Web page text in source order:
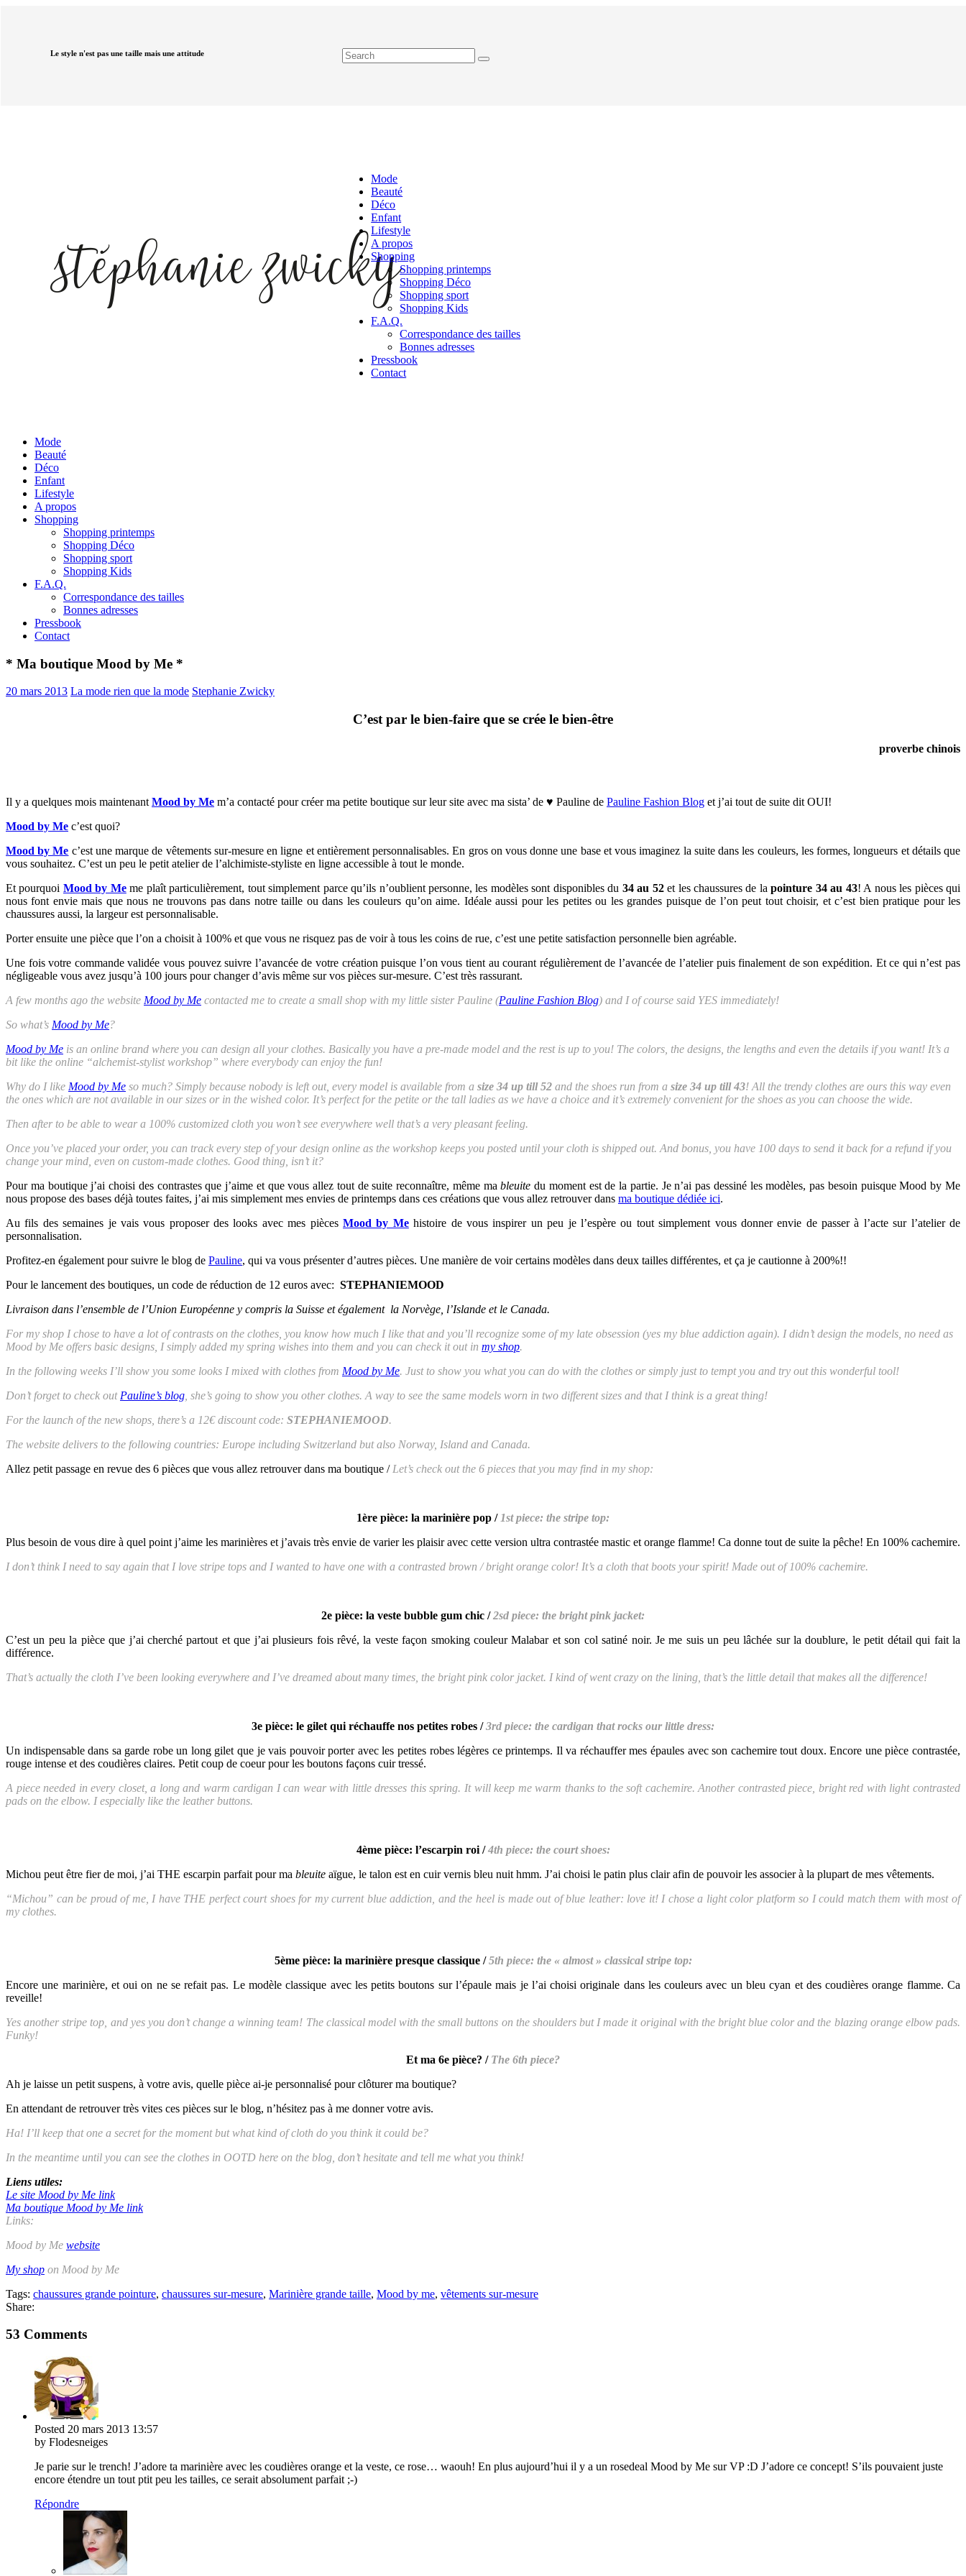
Le style n'est pas une taille mais une attitude
Mode
Beauté
Déco
Enfant
Lifestyle
A propos
Shopping
Shopping printemps
Shopping Déco
Shopping sport
Shopping Kids
F.A.Q.
Correspondance des tailles
Bonnes adresses
Pressbook
Contact
Mode
Beauté
Déco
Enfant
Lifestyle
A propos
Shopping
Shopping printemps
Shopping Déco
Shopping sport
Shopping Kids
F.A.Q.
Correspondance des tailles
Bonnes adresses
Pressbook
Contact
* Ma boutique Mood by Me *
20 mars 2013 La mode rien que la mode Stephanie Zwicky
C’est par le bien-faire que se crée le bien-être
proverbe chinois
Il y a quelques mois maintenant Mood by Me m’a contacté pour créer ma petite boutique sur leur site avec ma sista’ de ♥ Pauline de Pauline Fashion Blog et j’ai tout de suite dit OUI!
Mood by Me c’est quoi?
Mood by Me c’est une marque de vêtements sur-mesure en ligne et entièrement personnalisables. En gros on vous donne une base et vous imaginez la suite dans les couleurs, les formes, longueurs et détails que
vous souhaitez. C’est un peu le petit atelier de l’alchimiste-styliste en ligne accessible à tout le monde.
Et pourquoi Mood by Meme plaît particulièrement, tout simplement parce qu’ils n’oublient personne, les modèles sont disponibles du 34 au 52et les chaussures de lapointure 34 au 43! A nous les pièces qui
nous font envie mais que nous ne trouvons pas dans notre taille ou dans les couleurs qu’on aime. Idéale aussi pour les petites ou les grandes puisque de l’on peut tout choisir, et c’est bien pratique pour les
chaussures aussi, la largeur est personnalisable.
Porter ensuite une pièce que l’on a choisit à 100% et que vous ne risquez pas de voir à tous les coins de rue, c’est une petite satisfaction personnelle bien agréable.
Une fois votre commande validée vous pouvez suivre l’avancée de votre création puisque l’on vous tient au courant régulièrement de l’avancée de l’atelier puis finalement de son expédition. Et ce qui n’est pas
négligeable vous avez jusqu’à 100 jours pour changer d’avis même sur vos pièces sur-mesure. C’est très rassurant.
A few months ago the website Mood by Me contacted me to create a small shop with my little sister Pauline (Pauline Fashion Blog) and I of course said YES immediately!
So what’s Mood by Me?
Mood by Me is an online brand where you can design all your clothes. Basically you have a pre-made model and the rest is up to you! The colors, the designs, the lengths and even the details if you want! It’s a
bit like the online “alchemist-stylist workshop” where everybody can enjoy the fun!
Why do I like Mood by Me so much? Simply because nobody is left out, every model is available from a size 34 up till 52 and the shoes run from a size 34 up till 43! All the trendy clothes are ours this way even
the ones which are not available in our sizes or in the wished color. It’s perfect for the petite or the tall ladies as we have a choice and it’s extremely convenient for the shoes as you can choose the wide.
Then after to be able to wear a 100% customized cloth you won’t see everywhere well that’s a very pleasant feeling.
Once you’ve placed your order, you can track every step of your design online as the workshop keeps you posted until your cloth is shipped out. And bonus, you have 100 days to send it back for a refund if you
change your mind, even on custom-made clothes. Good thing, isn’t it?
Pour ma boutique j’ai choisi des contrastes que j’aime et que vous allez tout de suite reconnaître, même mableuite du moment est de la partie. Je n’ai pas dessiné les modèles, pas besoin puisque Mood by Me
nous propose des bases déjà toutes faites, j’ai mis simplement mes envies de printemps dans ces créations que vous allez retrouver dans ma boutique dédiée ici.
Au fils des semaines je vais vous proposer des looks avec mes piècesMood by Mehistoire de vous inspirer un peu je l’espère ou tout simplement vous donner envie de passer à l’acte sur l’atelier de
personnalisation.
Profitez-en également pour suivre le blog de Pauline, qui va vous présenter d’autres pièces. Une manière de voir certains modèles dans deux tailles différentes, et ça je cautionne à 200%!!
Pour le lancement des boutiques, un code de réduction de 12 euros avec: STEPHANIEMOOD
Livraison dans l’ensemble de l’Union Européenne y compris la Suisse et également la Norvège, l’Islande et le Canada.
For my shop I chose to have a lot of contrasts on the clothes, you know how much I like that and you’ll recognize some of my late obsession (yes my blue addiction again). I didn’t design the models, no need as
Mood by Me offers basic designs, I simply added my spring wishes into them and you can check it out in my shop.
In the following weeks I’ll show you some looks I mixed with clothes from Mood by Me. Just to show you what you can do with the clothes or simply just to tempt you and try out this wonderful tool!
Don’t forget to check out Pauline’s blog , she’s going to show you other clothes. A way to see the same models worn in two different sizes and that I think is a great thing!
For the launch of the new shops, there’s a 12€ discount code: STEPHANIEMOOD.
The website delivers to the following countries: Europe including Switzerland but also Norway, Island and Canada.
Allez petit passage en revue des 6 pièces que vous allez retrouver dans ma boutique /Let’s check out the 6 pieces that you may find in my shop:
1ère pièce: la marinière pop / 1st piece: the stripe top:
Plus besoin de vous dire à quel point j’aime les marinières et j’avais très envie de varier les plaisir avec cette version ultra contrastée mastic et orange flamme! Ca donne tout de suite la pêche! En 100% cachemire.
I don’t think I need to say again that I love stripe tops and I wanted to have one with a contrasted brown / bright orange color! It’s a cloth that boots your spirit! Made out of 100% cachemire.
2e pièce: la veste bubble gum chic /2sd piece: the bright pink jacket:
C’est un peu la pièce que j’ai cherché partout et que j’ai plusieurs fois rêvé, la veste façon smoking couleur Malabar et son col satiné noir. Je me suis un peu lâchée sur la doublure, le petit détail qui fait la
différence.
That’s actually the cloth I’ve been looking everywhere and I’ve dreamed about many times, the bright pink color jacket. I kind of went crazy on the lining, that’s the little detail that makes all the difference!
3e pièce: le gilet qui réchauffe nos petites robes /3rd piece: the cardigan that rocks our little dress:
Un indispensable dans sa garde robe un long gilet que je vais pouvoir porter avec les petites robes légères ce printemps. Il va réchauffer mes épaules avec son cachemire tout doux. Encore une pièce contrastée,
rouge intense et des coudières claires. Petit coup de coeur pour les boutons façons cuir tressé.
A piece needed in every closet, a long and warm cardigan I can wear with little dresses this spring. It will keep me warm thanks to the soft cachemire. Another contrasted piece, bright red with light contrasted
pads on the elbow. I especially like the leather buttons.
4ème pièce: l’escarpin roi /4th piece: the court shoes:
Michou peut être fier de moi, j’ai THE escarpin parfait pour ma bleuite aïgue, le talon est en cuir vernis bleu nuit hmm. J’ai choisi le patin plus clair afin de pouvoir les associer à la plupart de mes vêtements.
“Michou” can be proud of me, I have THE perfect court shoes for my current blue addiction, and the heel is made out of blue leather: love it! I chose a light color platform so I could match them with most of
my clothes.
5ème pièce: la marinière presque classique /5th piece: the « almost » classical stripe top:
Encore une marinière, et oui on ne se refait pas. Le modèle classique avec les petits boutons sur l’épaule mais je l’ai choisi originale dans les couleurs avec un bleu cyan et des coudières orange flamme. Ca
reveille!
Yes another stripe top, and yes you don’t change a winning team! The classical model with the small buttons on the shoulders but I made it original with the bright blue color and the blazing orange elbow pads.
Funky!
Et ma 6e pièce? / The 6th piece?
Ah je laisse un petit suspens, à votre avis, quelle pièce ai-je personnalisé pour clôturer ma boutique?
En attendant de retrouver très vites ces pièces sur le blog, n’hésitez pas à me donner votre avis.
Ha! I’ll keep that one a secret for the moment but what kind of cloth do you think it could be?
In the meantime until you can see the clothes in OOTD here on the blog, don’t hesitate and tell me what you think!
Liens utiles:
Le site Mood by Me link
Ma boutique Mood by Me link
Links:
Mood by Me website
My shop on Mood by Me
Tags: chaussures grande pointure, chaussures sur-mesure, Marinière grande taille, Mood by me, vêtements sur-mesure
Share:
53 Comments
Posted 20 mars 2013 13:57
by Flodesneiges
Je parie sur le trench! J’adore ta marinière avec les coudières orange et la veste, ce rose… waouh! En plus aujourd’hui il y a un rosedeal Mood by Me sur VP :D J’adore ce concept! S’ils pouvaient juste
encore étendre un tout ptit peu les tailles, ce serait absolument parfait ;-)
Répondre